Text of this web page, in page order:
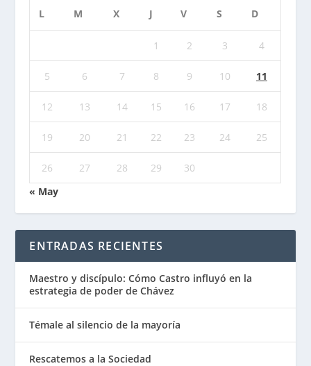
L M X J V S D
1 2 3 4
5 6 7 8 9 10 11
12 13 14 15 16 17 18
19 20 21 22 23 24 25
26 27 28 29
30
« May
ENTRADAS RECIENTES
Maestro y discípulo: Cómo Castro influyó en la
estrategia de poder de Chávez
Témale al silencio de la mayoría
Rescatemos a la Sociedad